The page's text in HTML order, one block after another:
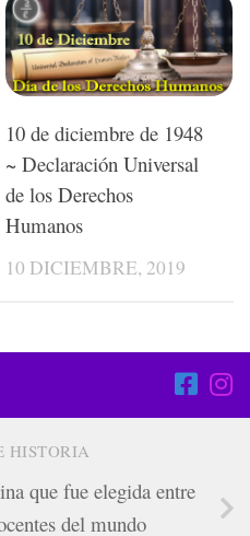
10 de diciembre de 1948
~ Declaración Universal
de los Derechos
Humanos
10 DICIEMBRE, 2019
HISTORIA
que fue elegida entre
del mundo